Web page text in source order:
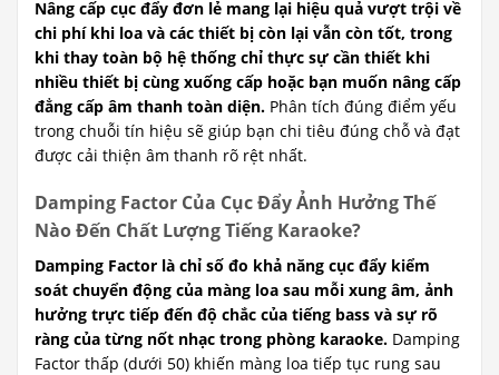
Nâng cấp cục đẩy đơn lẻ mang lại hiệu quả vượt trội về
chi phí khi loa và các thiết bị còn lại vẫn còn tốt, trong
khi thay toàn bộ hệ thống chỉ thực sự cần thiết khi
nhiều thiết bị cùng xuống cấp hoặc bạn muốn nâng cấp
đẳng cấp âm thanh toàn diện. Phân tích đúng điểm yếu
trong chuỗi tín hiệu sẽ giúp bạn chi tiêu đúng chỗ và đạt
được cải thiện âm thanh rõ rệt nhất.
Damping Factor Của Cục Đẩy Ảnh Hưởng Thế
Nào Đến Chất Lượng Tiếng Karaoke?
Damping Factor là chỉ số đo khả năng cục đẩy kiểm
soát chuyển động của màng loa sau mỗi xung âm, ảnh
hưởng trực tiếp đến độ chắc của tiếng bass và sự rõ
ràng của từng nốt nhạc trong phòng karaoke. Damping
Factor thấp (dưới 50) khiến màng loa tiếp tục rung sau